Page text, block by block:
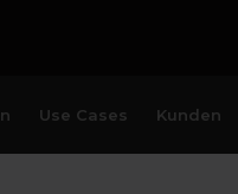
Use Cases Kunden